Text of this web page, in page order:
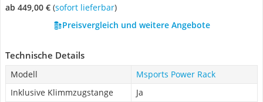
ab 449,00 € ( Sofort lieferbar)
Preisvergleich und weitere Angebote
Technische Details
Modell
Msports Power Rack
Inklusive Klimmzugstange
Ja